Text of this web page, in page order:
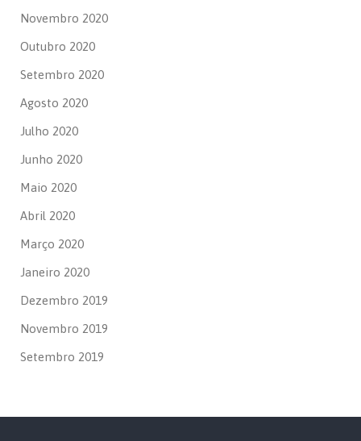
Novembro 2020
Outubro 2020
Setembro 2020
Agosto 2020
Julho 2020
Junho 2020
Maio 2020
Abril 2020
Março 2020
Janeiro 2020
Dezembro 2019
Novembro 2019
Setembro 2019